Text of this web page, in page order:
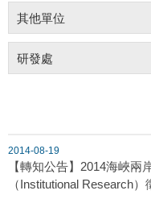
其他單位
研發處
2014-08-19
【轉知公告】2014海峽
（Institutional Research